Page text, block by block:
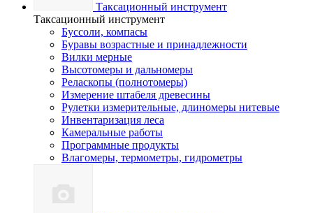
Таксационный инструмент
Таксационный инструмент
Буссоли, компасы
Буравы возрастные и принадлежности
Вилки мерные
Высотомеры и дальномеры
Реласкопы (полнотомеры)
Измерение штабеля древесины
Рулетки измерительные, длиномеры нитевые
Инвентаризация леса
Камеральные работы
Программные продукты
Влагомеры, термометры, гидрометры